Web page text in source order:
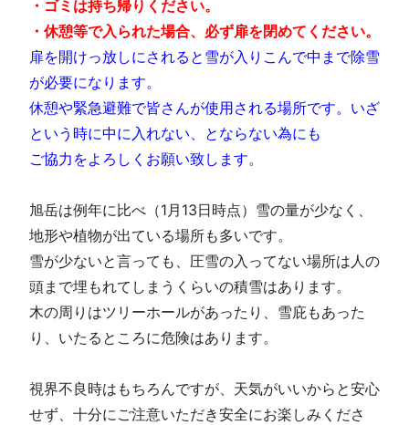
・ゴミは持ち帰りください。
・休憩等で入られた場合、必ず扉を閉めてください。
扉を開けっ放しにされると雪が入りこんで中まで除雪
が必要になります。
休憩や緊急避難で皆さんが使用される場所です。いざ
という時に中に入れない、とならない為にも
ご協力をよろしくお願い致します。
旭岳は例年に比べ（1月13日時点）雪の量が少なく、
地形や植物が出ている場所も多いです。
雪が少ないと言っても、圧雪の入ってない場所は人の
頭まで埋もれてしまうくらいの積雪はあります。
木の周りはツリーホールがあったり、雪庇もあった
り、いたるところに危険はあります。
視界不良時はもちろんですが、天気がいいからと安心
せず、十分にご注意いただき安全にお楽しみくださ